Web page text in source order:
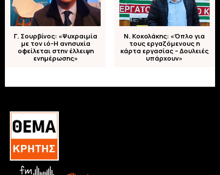
Γ. Σουρβίνος: «Ψυχραιμία
με τον ιό-Η ανησυχία
οφείλεται στην έλλειψη
ενημέρωσης»
Ν. Κοκολάκης: «Όπλο για
τους εργαζόμενους η
κάρτα εργασίας – Δουλειές
υπάρχουν»